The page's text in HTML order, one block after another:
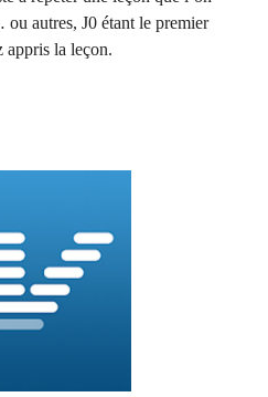
autres, J0 étant le premier
appris la leçon.